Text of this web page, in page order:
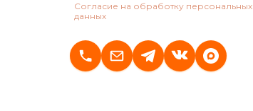
Согласие на обработку персональных
данных